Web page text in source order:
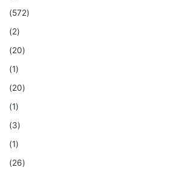
(572)
(2)
(20)
(1)
(20)
(1)
(3)
(1)
(26)